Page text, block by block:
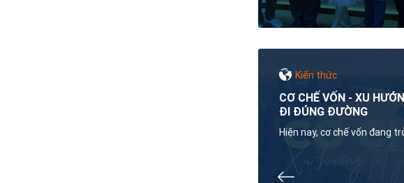
xem chi tiết
Kiến thức
CƠ CHẾ VỐN - XU
ĐI ĐÚNG ĐƯỜNG
Hiện nay, cơ chế vốn đang
của cơ chế này. Thực tế,